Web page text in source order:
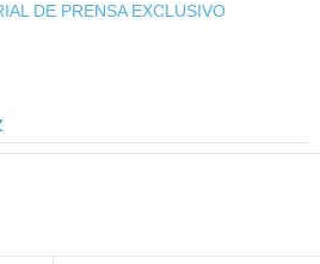
DE PRENSA EXCLUSIVO